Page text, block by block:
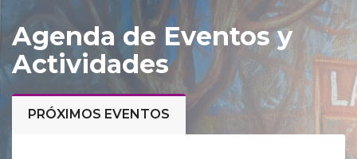
Agenda de Eventos y
Actividades
PRÓXIMOS EVENTOS